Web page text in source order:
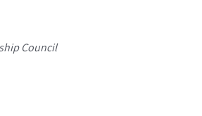
Council